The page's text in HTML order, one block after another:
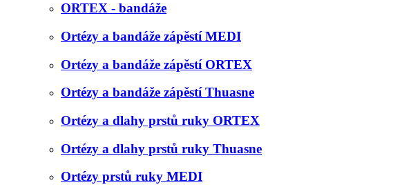
ORTEX - bandáže
Ortézy a bandáže zápěstí MEDI
Ortézy a bandáže zápěstí ORTEX
Ortézy a bandáže zápěstí Thuasne
Ortézy a dlahy prstů ruky ORTEX
Ortézy a dlahy prstů ruky Thuasne
Ortézy prstů ruky MEDI